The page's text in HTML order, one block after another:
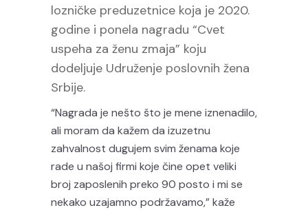
lozničke preduzetnice koja je 2020.
godine i ponela nagradu “Cvet
uspeha za ženu zmaja” koju
dodeljuje Udruženje poslovnih žena
Srbije.
“Nagrada je nešto što je mene iznenadilo,
ali moram da kažem da izuzetnu
zahvalnost dugujem svim ženama koje
rade u našoj firmi koje čine opet veliki
broj zaposlenih preko 90 posto i mi se
nekako uzajamno podržavamo,” kaže